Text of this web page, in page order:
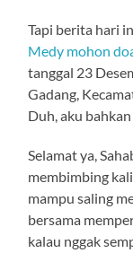
Tapi berita hari
Medy mohon
tanggal 23
Gadang,
Duh, aku
Selamat ya,
membimbing
mampu saling
bersama
kalau nggak